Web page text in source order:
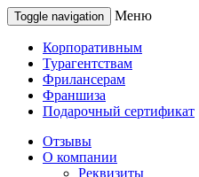
Toggle navigation Меню
Корпоративным
Турагентствам
Фрилансерам
Франшиза
Подарочный сертификат
Отзывы
О компании
Реквизиты